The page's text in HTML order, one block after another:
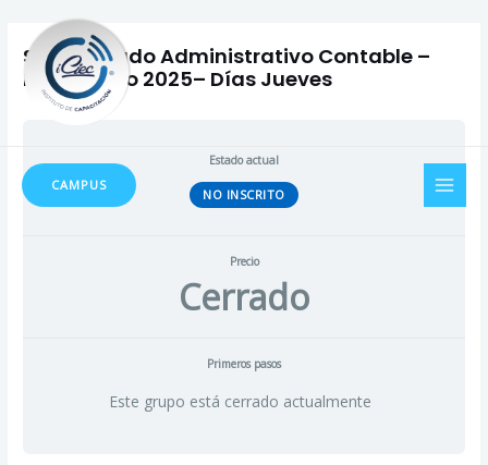
contenido
CAMPUS
Secretariado Administrativo Contable –
Inicio Enero 2025– Días Jueves
Estado actual
NO INSCRITO
Precio
Cerrado
Primeros pasos
Este grupo está cerrado actualmente
entradas